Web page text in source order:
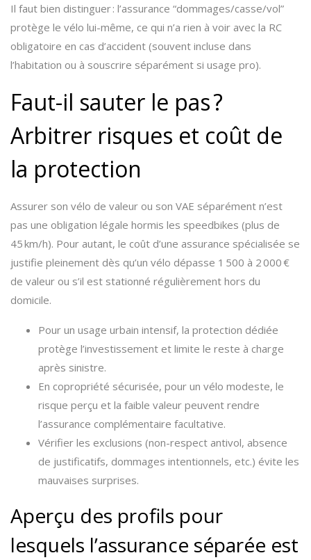
Il faut bien distinguer : l’assurance “dommages/casse/vol”
protège le vélo lui-même, ce qui n’a rien à voir avec la RC
obligatoire en cas d’accident (souvent incluse dans
l’habitation ou à souscrire séparément si usage pro).
Faut-il sauter le pas ?
Arbitrer risques et coût de
la protection
Assurer son vélo de valeur ou son VAE séparément n’est
pas une obligation légale hormis les speedbikes (plus de
45 km/h). Pour autant, le coût d’une assurance spécialisée se
justifie pleinement dès qu’un vélo dépasse 1 500 à 2 000 €
de valeur ou s’il est stationné régulièrement hors du
domicile.
Pour un usage urbain intensif, la protection dédiée
protège l’investissement et limite le reste à charge
après sinistre.
En copropriété sécurisée, pour un vélo modeste, le
risque perçu et la faible valeur peuvent rendre
l’assurance complémentaire facultative.
Vérifier les exclusions (non-respect antivol, absence
de justificatifs, dommages intentionnels, etc.) évite les
mauvaises surprises.
Aperçu des profils pour
lesquels l’assurance séparée est